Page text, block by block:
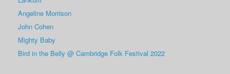
Angeline Morrison
John Cohen
Mighty Baby
Bird in the Belly @ Cambridge Folk Festival 2022